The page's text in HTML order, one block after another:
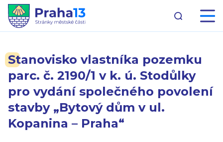
Stanovisko vlastníka pozemku
parc. č. 2190/1 v k. ú. Stodůlky
pro vydání společného povolení
stavby „Bytový dům v ul.
Kopanina – Praha“